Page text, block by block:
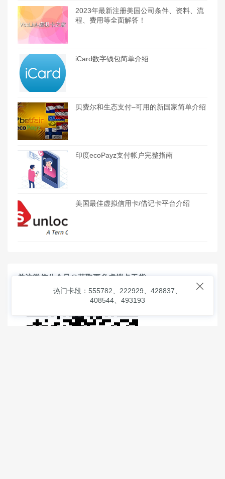
2023年最新注册美国公司条件、资料、流
程、费用等全面解答！
iCard数字钱包简单介绍
贝费尔和生态支付–可用的新国家简单介绍
印度ecoPayz支付帐户完整指南
美国最佳虚拟信用卡/借记卡平台介绍
关注微信公众号@获取更多虚拟卡干货

热门卡段：555782、222929、428837、
408544、493193